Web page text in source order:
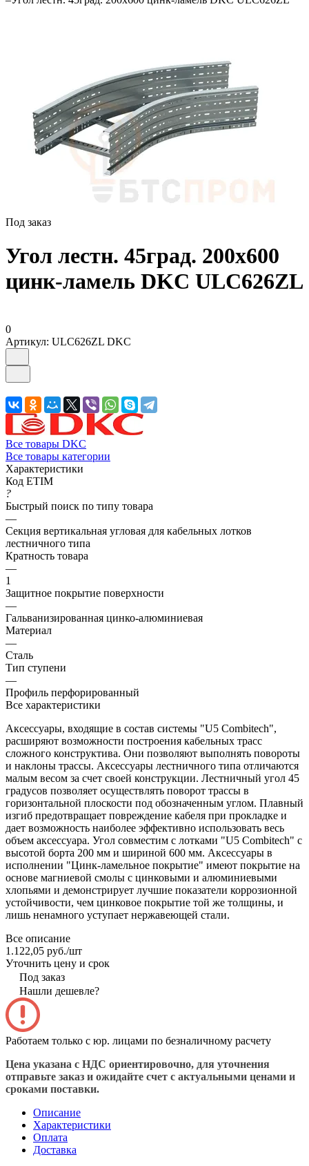
Под заказ
Угол лестн. 45град. 200х600
цинк-ламель DKC ULC626ZL
0
Артикул: ULC626ZL DKC
Все товары DKC
Все товары категории
Характеристики
Код ETIM
?
Быстрый поиск по типу товара
—
Секция вертикальная угловая для кабельных лотков
лестничного типа
Кратность товара
—
1
Защитное покрытие поверхности
—
Гальванизированная цинко-алюминиевая
Материал
—
Сталь
Тип ступени
—
Профиль перфорированный
Все характеристики
Аксессуары, входящие в состав системы "U5 Combitech",
расширяют возможности построения кабельных трасс
сложного конструктива. Они позволяют выполнять повороты
и наклоны трассы. Аксессуары лестничного типа отличаются
малым весом за счет своей конструкции. Лестничный угол 45
градусов позволяет осуществлять поворот трассы в
горизонтальной плоскости под обозначенным углом. Плавный
изгиб предотвращает повреждение кабеля при прокладке и
дает возможность наиболее эффективно использовать весь
объем аксессуара. Угол совместим с лотками "U5 Combitech" с
высотой борта 200 мм и шириной 600 мм. Аксессуары в
исполнении "Цинк-ламельное покрытие" имеют покрытие на
основе магниевой смолы с цинковыми и алюминиевыми
хлопьями и демонстрирует лучшие показатели коррозионной
устойчивости, чем цинковое покрытие той же толщины, и
лишь ненамного уступает нержавеющей стали.
Все описание
1.122,05 руб./шт
Уточнить цену и срок
Под заказ
Нашли дешевле?
Работаем только с юр. лицами по безналичному расчету
Цена указана с НДС ориентировочно, для уточнения
отправьте заказ и ожидайте счет с актуальными ценами и
сроками поставки.
Описание
Характеристики
Оплата
Доставка